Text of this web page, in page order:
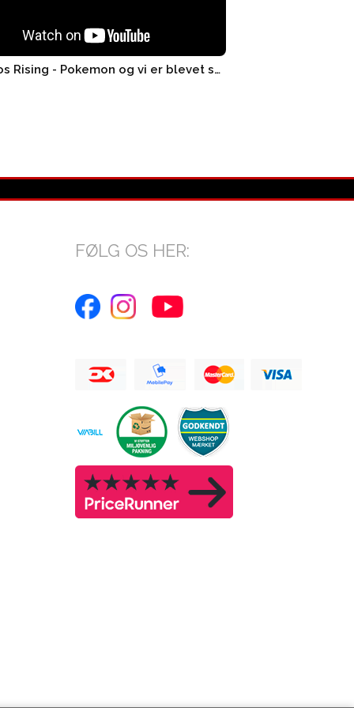
3x Chaos Rising - Pokemon og vi er blevet smidt ud! - Pand..
FØLG OS HER: